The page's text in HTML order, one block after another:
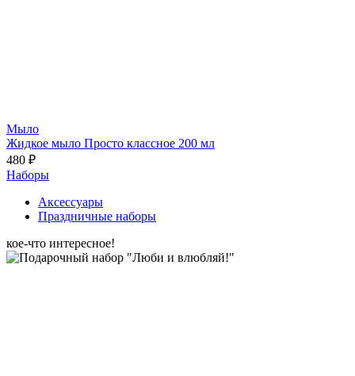
Мыло
Жидкое мыло Просто классное 200 мл
480 ₽
Наборы
Аксессуары
Праздничные наборы
кое-что интересное!